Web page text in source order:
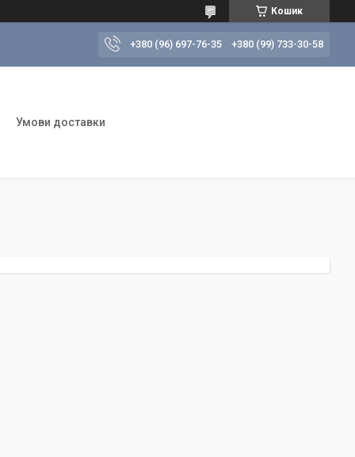
Кошик
+380 (96) 697-76-35 +380 (99) 733-30-58
Умови доставки